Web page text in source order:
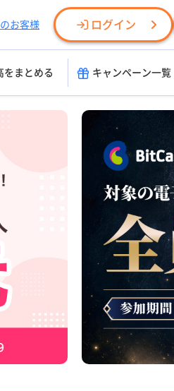
お客様 ログイン
をまとめる キャンペーン一覧